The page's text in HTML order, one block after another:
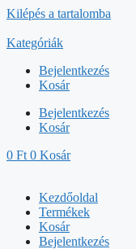
Kilépés a tartalomba
Kategóriák
Bejelentkezés
Kosár
Bejelentkezés
Kosár
0 Ft 0 Kosár
Kezdőoldal
Termékek
Kosár
Bejelentkezés